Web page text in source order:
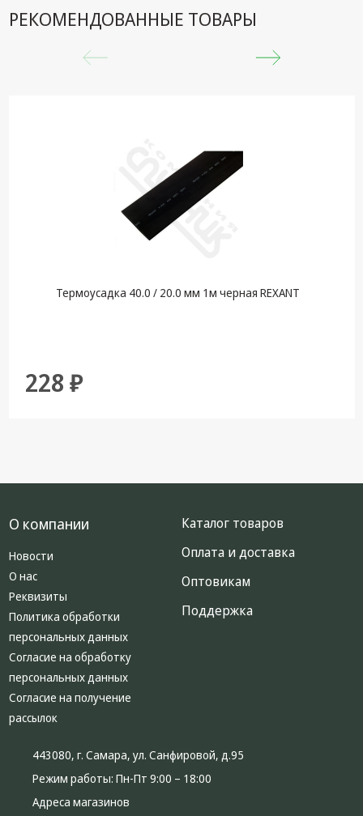
РЕКОМЕНДОВАННЫЕ ТОВАРЫ
Термоусадка 40.0 / 20.0 мм 1м черная REXANT
228 ₽
О компании
Новости
О нас
Реквизиты
Политика обработки
персональных данных
Согласие на обработку
персональных данных
Согласие на получение
рассылок
Каталог товаров
Оплата и доставка
Оптовикам
Поддержка
443080, г. Самара, ул. Санфировой, д.95
Режим работы: Пн-Пт 9:00 – 18:00
Адреса магазинов